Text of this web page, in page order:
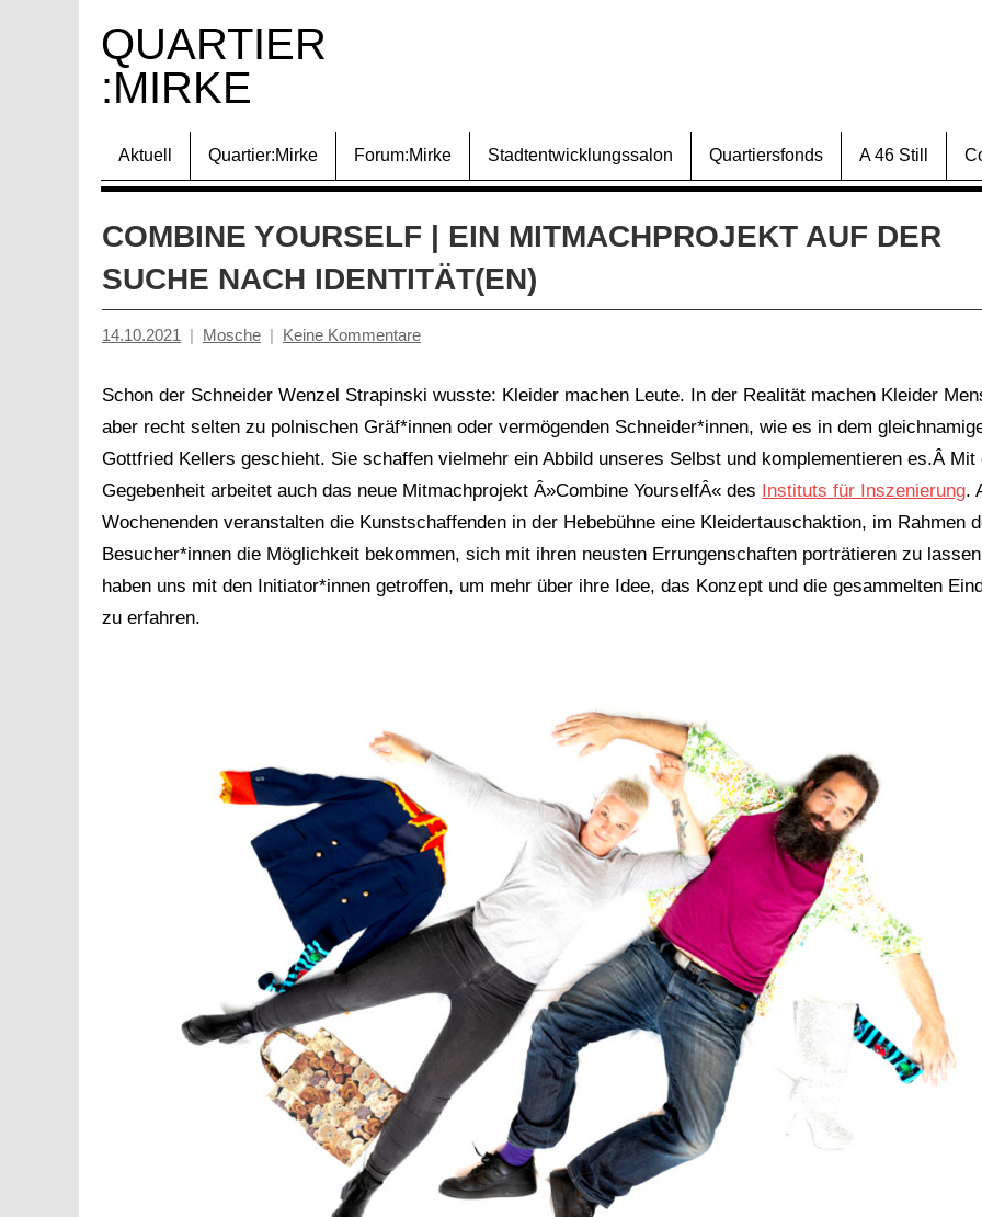
Inhalt
springen
QUARTIER
:MIRKE
Aktuell Quartier:Mirke Forum:Mirke Stadtentwicklungssalon Quartiersfonds A 46 Still
COMBINE YOURSELF | EIN MITMACHPROJEKT AUF DER
SUCHE NACH IDENTITÄT(EN)
14.10.2021 Mosche Keine Kommentare
Schon der Schneider Wenzel Strapinski wusste: Kleider machen Leute. In der Realität machen Kleider
aber recht selten zu polnischen Gräf*innen oder vermögenden Schneider*innen, wie es in dem
Gottfried Kellers geschieht. Sie schaffen vielmehr ein Abbild unseres Selbst und komplementieren es.Â Mit
Gegebenheit arbeitet auch das neue Mitmachprojekt Â»Combine YourselfÂ« des
Instituts für Inszenierung.
Wochenenden veranstalten die Kunstschaffenden in der Hebebühne eine Kleidertauschaktion, im Rahmen
Besucher*innen die Möglichkeit bekommen, sich mit ihren neusten Errungenschaften porträtieren zu
haben uns mit den Initiator*innen getroffen, um mehr über ihre Idee, das Konzept und die gesammelten
zu erfahren.